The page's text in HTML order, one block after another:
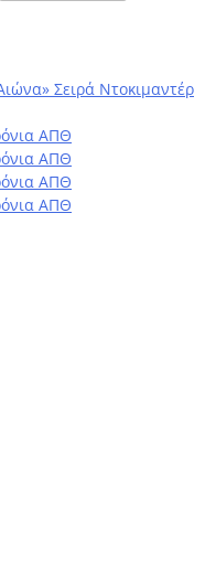
Σειρά Ντοκιμαντέρ
ΑΠΘ
ΑΠΘ
ΑΠΘ
ΑΠΘ